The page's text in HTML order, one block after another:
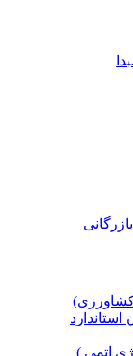
کشاورزی)
اتمی )